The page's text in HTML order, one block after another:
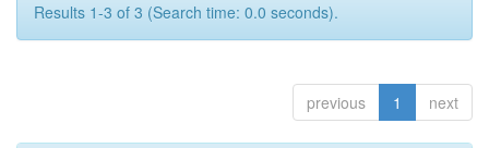
Results 1-3 of 3 (Search time: 0.0 seconds).
previous 1 next